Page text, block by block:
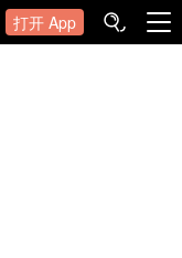
打开 App